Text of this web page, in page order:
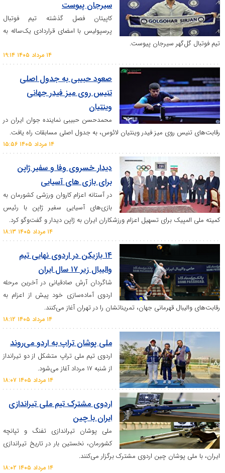
سیرجان پیوست
کاپیتان فصل گذشته تیم فوتبال
پرسپولیس با امضای قراردادی یک‌ساله به
سیرجان پیوست.
صعود حبیبی به جدول اصلی
تنیس روی میز فیدر جهانی
وینتیان
محمدحسن حبیبی نماینده جوان ایران در
روی میز فیدر وینتیان لائوس، به جدول اصلی مسابقات راه یافت.
دیدار خسروی وفا و سفیر ژاپن
برای بازی های آسیایی
در آستانه اعزام کاروان ورزشی کشورمان به
بازی‌های آسیایی سفیر ژاپن با رئیس
برای تسهیل اعزام ورزشکاران ایران به ژاپن دیدار و گفت‌و‌گو کرد.
۱۴ بازیکن در اردوی نهایی تیم
والیبال زیر ۱۷ سال ایران
شاگردان آرش صادقیانی در آخرین مرحله
اردوی آماده‌سازی خود پیش از اعزام به
قهرمانی جهان، تمریناتشان را در تهران آغاز می‌کنند.
ملی پوشان تراپ به اردو می‌روند
اردوی تیم ملی تراپ متشکل از دو تیرانداز
از شنبه ۱۷ مرداد آغاز می‌شود.
اردوی مشترک تیم ملی تیراندازی
ایران با چین
ملی پوشان تیراندازی تفنگ و تپانچه
کشورمان، نخستین بار در تاریخ تیراندازی
چین اردوی مشترک برگزار می‌کنند.